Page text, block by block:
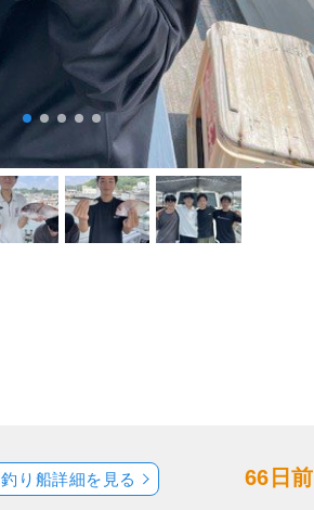
66日前
釣り船詳細を見る